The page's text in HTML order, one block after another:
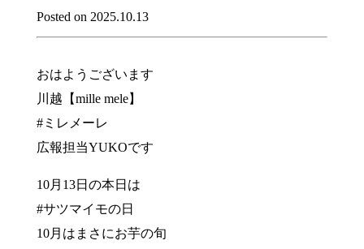
Posted on 2025.10.13
おはようございます
川越【mille mele】
#ミレメーレ
広報担当YUKOです
10月13日の本日は
#サツマイモの日
10月はまさにお芋の旬